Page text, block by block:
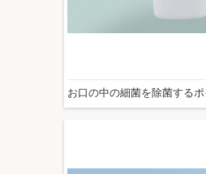
お口の中の細菌を除菌する